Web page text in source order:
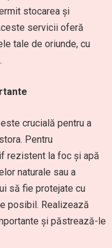
stocarea și
servicii oferă
tale de oriunde, cu
crucială pentru a
Pentru
rezistent la foc și apă
naturale sau a
să fie protejate cu
posibil. Realizează
și păstrează-le